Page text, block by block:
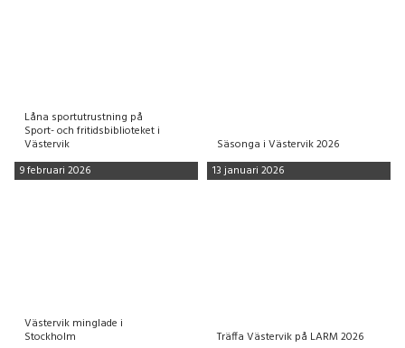
Låna sportutrustning på
Sport- och fritidsbiblioteket i
Västervik
9 februari 2026
Säsonga i Västervik 2026
13 januari 2026
Västervik minglade i
Stockholm
Träffa Västervik på LARM 2026